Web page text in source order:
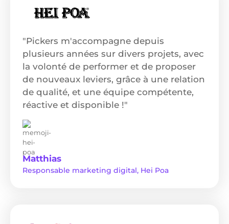
"Pickers m'accompagne depuis
plusieurs années sur divers projets, avec
la volonté de performer et de proposer
de nouveaux leviers, grâce à une relation
de qualité, et une équipe compétente,
réactive et disponible !"
Matthias
Responsable marketing digital, Hei Poa